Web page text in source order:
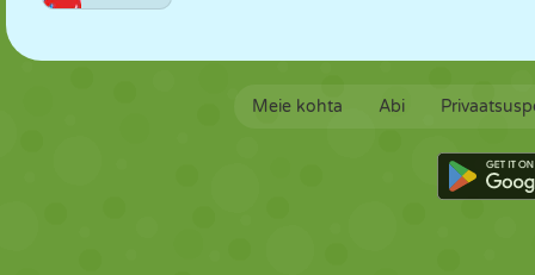
Meie kohta Abi